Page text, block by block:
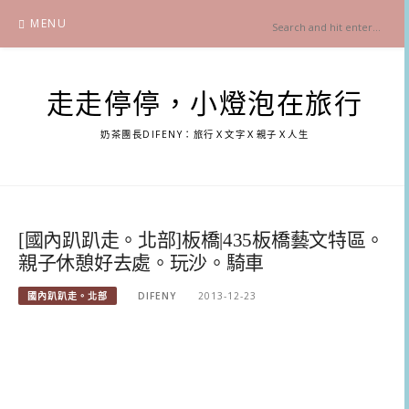
content
MENU
走走停停，小燈泡在旅行
奶茶團長DIFENY：旅行Ｘ文字Ｘ親子Ｘ人生
[國內趴趴走。北部]板橋|435板橋藝文特區。
親子休憩好去處。玩沙。騎車
國內趴趴走。北部 DIFENY 2013-12-23